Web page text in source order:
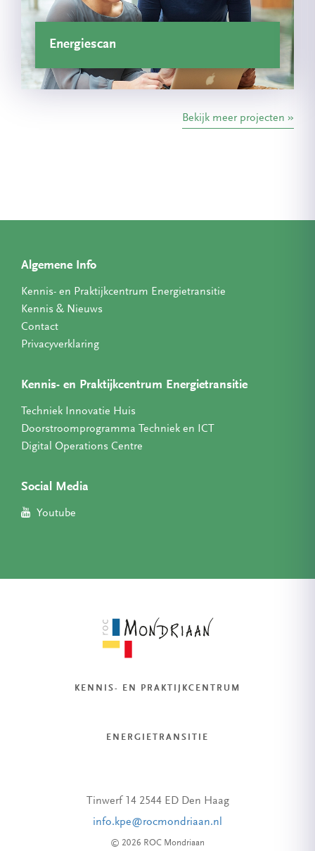
Energiescan
Bekijk meer projecten
Algemene Info
Kennis- en Praktijkcentrum Energietransitie
Kennis & Nieuws
Contact
Privacyverklaring
Kennis- en Praktijkcentrum Energietransitie
Techniek Innovatie Huis
Doorstroomprogramma Techniek en ICT
Digital Operations Centre
Social Media
Youtube
KENNIS- EN PRAKTIJKCENTRUM
ENERGIETRANSITIE
Tinwerf 14 2544 ED Den Haag
info.kpe@rocmondriaan.nl
© 2026 ROC Mondriaan